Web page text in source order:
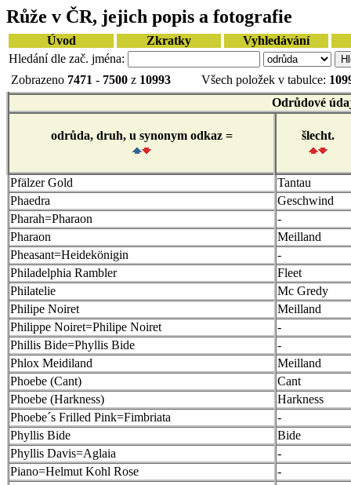
Růže v ČR, jejich popis a fotografie
Úvod Zkratky
Vyhledávání
Hledání dle zač. jména:
Zobrazeno 7471 - 7500 z 10993 Všech položek v tabulce:
Odrůdové
odrůda, druh, u synonym odkaz = šlecht.
Pfälzer Gold
Tantau
Phaedra
Geschwind
Pharah=Pharaon
-
Pharaon
Meilland
Pheasant=Heidekönigin
-
Philadelphia Rambler
Fleet
Philatelie
Mc Gredy
Philipe Noiret
Meilland
Philippe Noiret=Philipe Noiret
-
Phillis Bide=Phyllis Bide
-
Phlox Meidiland
Meilland
Phoebe (Cant)
Cant
Phoebe (Harkness)
Harkness
Phoebe´s Frilled Pink=Fimbriata
-
Phyllis Bide
Bide
Phyllis Davis=Aglaia
-
Piano=Helmut Kohl Rose
-